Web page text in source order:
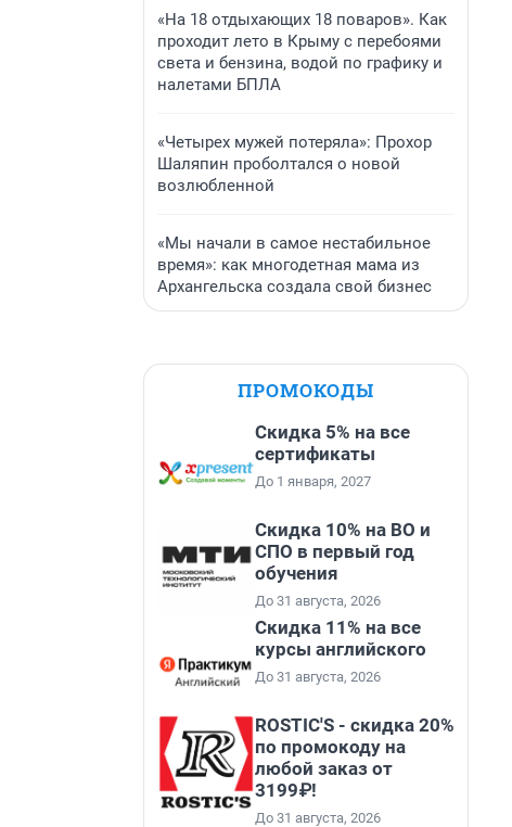
«На 18 отдыхающих 18 поваров». Как
проходит лето в Крыму с перебоями
света и бензина, водой по графику и
налетами БПЛА
«Четырех мужей потеряла»: Прохор
Шаляпин проболтался о новой
возлюбленной
«Мы начали в самое нестабильное
время»: как многодетная мама из
Архангельска создала свой бизнес
ПРОМОКОДЫ
Скидка 5% на все
сертификаты
До 1 января, 2027
Скидка 10% на ВО и
СПО в первый год
обучения
До 31 августа, 2026
Скидка 11% на все
курсы английского
До 31 августа, 2026
ROSTIC'S - скидка 20%
по промокоду на
любой заказ от
3199₽!
До 31 августа, 2026